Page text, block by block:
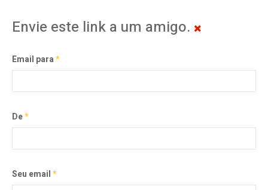
Envie este link a um amigo.
Email para*
De*
Seu email*